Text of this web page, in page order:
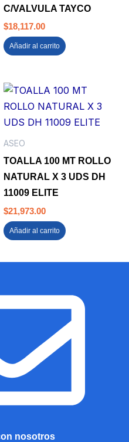
C/VALVULA TAYCO
$18,117.00
Añadir al carrito
ASEO
TOALLA 100 MT ROLLO
NATURAL X 3 UDS DH
11009 ELITE
$21,973.00
Añadir al carrito
nosotros